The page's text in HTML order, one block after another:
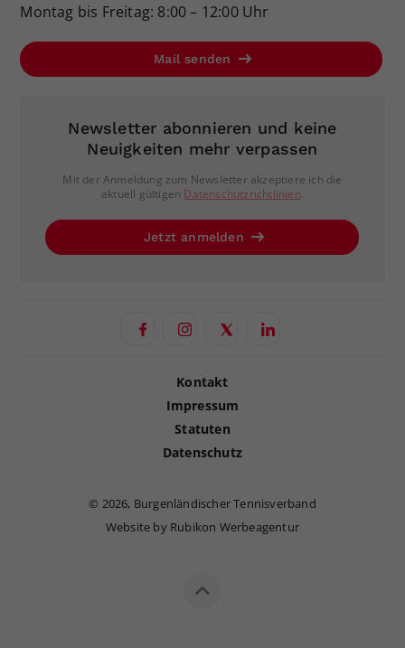
Montag bis Freitag: 8:00 – 12:00 Uhr
Mail senden
Newsletter abonnieren und keine
Neuigkeiten mehr verpassen
Mit der Anmeldung zum Newsletter akzeptiere ich die
aktuell gültigen Datenschutzrichtlinien.
Jetzt anmelden
Kontakt
Impressum
Statuten
Datenschutz
© 2026, Burgenländischer Tennisverband
Website by Rubikon Werbeagentur